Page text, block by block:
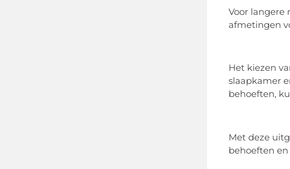
Voor langere
afmetingen
Het kiezen
slaapkamer
behoeften,
Met deze
behoeften